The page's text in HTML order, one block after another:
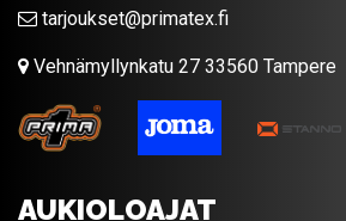
tarjoukset@primatex.fi
Vehnämyllynkatu 27 33560 Tampere
AUKIOLOAJAT